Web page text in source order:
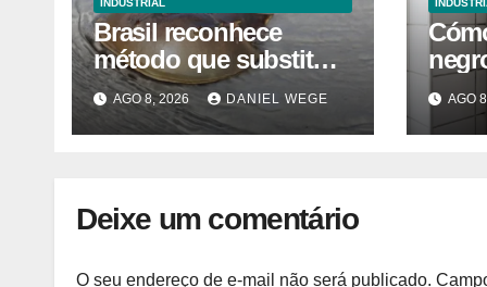
INDUSTRIAL
Brasil reconhece
método que substitui
uso de sangue de
caranguejo-ferradura
em testes
AGO 8, 2026 DANIEL WEGE
delAGO
Deixe um comentário
O seu endereço de e-mail não será publicado.